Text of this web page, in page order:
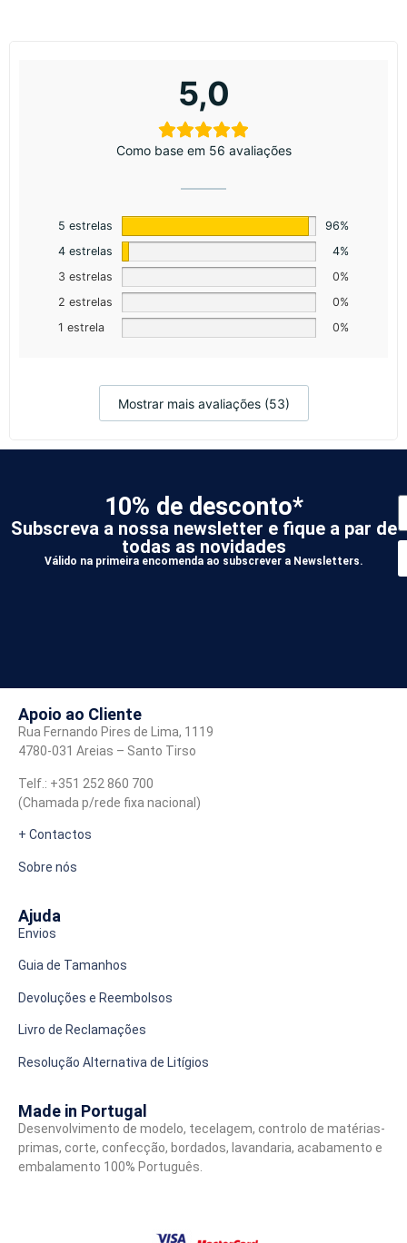
5,0
Como base em 56 avaliações
5 estrelas
96%
4 estrelas
4%
3 estrelas
0%
2 estrelas
0%
1 estrela
0%
Mostrar mais avaliações (53)
10% de desconto*
Subscreva a nossa newsletter e fique a par de
todas as novidades
Válido na primeira encomenda ao subscrever a Newsletters.
Apoio ao Cliente
Rua Fernando Pires de Lima, 1119
4780-031 Areias – Santo Tirso
Telf.: +351 252 860 700
(Chamada p/rede fixa nacional)
+ Contactos
Sobre nós
Ajuda
Envios
Guia de Tamanhos
Devoluções e Reembolsos
Livro de Reclamações
Resolução Alternativa de Litígios
Made in Portugal
Desenvolvimento de modelo, tecelagem, controlo de matérias-
primas, corte, confecção, bordados, lavandaria, acabamento e
embalamento 100% Português.